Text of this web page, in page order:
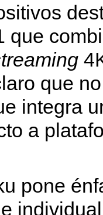
que
que
integra
a
pone